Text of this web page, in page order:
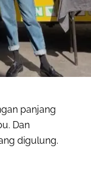
panjang
Dan
digulung.